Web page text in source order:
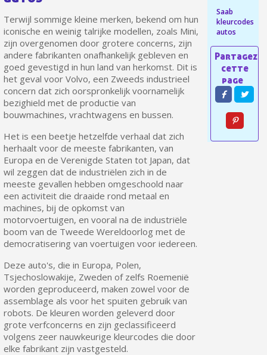
Verzamel loyaliteitspunten bij elke bestelling
Retourneer producten binnen 14 dagen
5€ korting op de eerste bestelling
10€ shopping voucher voor elke verwijzing
Schrijf je in voor de nieuwsbrief: €5 korting
Levering binnen 48-72 uur in Nederland
Betaling in 4x gratis vanaf een aankoopwaarde van 30€.
Je online offerte in minder dan 1 minuut
Deel je creaties en ontvang shopping vouchers
Verzamel loyaliteitspunten bij elke bestelling
Retourneer producten binnen 14 dagen
5€ korting op de eerste bestelling
10€ shopping voucher voor elke verwijzing
Schrijf je in voor de nieuwsbrief: €5 korting
Terwijl sommige kleine merken, bekend om hun
iconische en weinig talrijke modellen, zoals Mini,
zijn overgenomen door grotere concerns, zijn
andere fabrikanten onafhankelijk gebleven en
goed gevestigd in hun land van herkomst. Dit is
het geval voor Volvo, een Zweeds industrieel
concern dat zich oorspronkelijk voornamelijk
bezighield met de productie van
bouwmachines, vrachtwagens en bussen.
Het is een beetje hetzelfde verhaal dat zich
herhaalt voor de meeste fabrikanten, van
Europa en de Verenigde Staten tot Japan, dat
wil zeggen dat de industriëlen zich in de
meeste gevallen hebben omgeschoold naar
een activiteit die draaide rond metaal en
machines, bij de opkomst van
motorvoertuigen, en vooral na de industriële
boom van de Tweede Wereldoorlog met de
democratisering van voertuigen voor iedereen.
Deze auto's, die in Europa, Polen,
Tsjechoslowakije, Zweden of zelfs Roemenië
worden geproduceerd, maken zowel voor de
assemblage als voor het spuiten gebruik van
robots. De kleuren worden geleverd door
grote verfconcerns en zijn geclassificeerd
volgens zeer nauwkeurige kleurcodes die door
elke fabrikant zijn vastgesteld.
Saab
kleurcodes
autos